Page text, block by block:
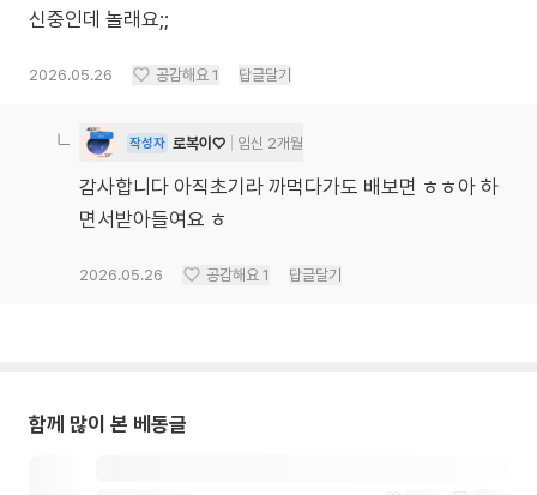
신중인데 놀래요;;
2026.05.26 공감해요 1 답글달기
작성자 로복이♡ 임신 2개월
감사합니다 아직초기라 까먹다가도 배보면 ㅎㅎ아 하
면서받아들여요 ㅎ
2026.05.26 공감해요 1 답글달기
함께 많이 본 베동글